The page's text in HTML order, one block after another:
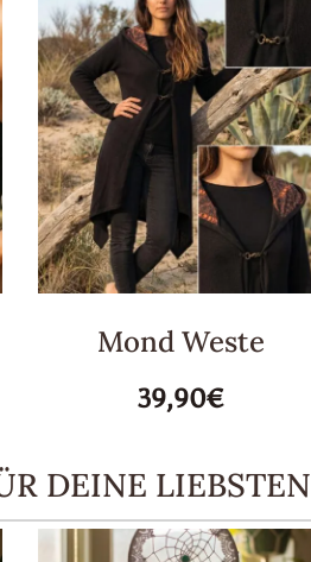
Mond Weste
39,90€
DEINE LIEBSTEN